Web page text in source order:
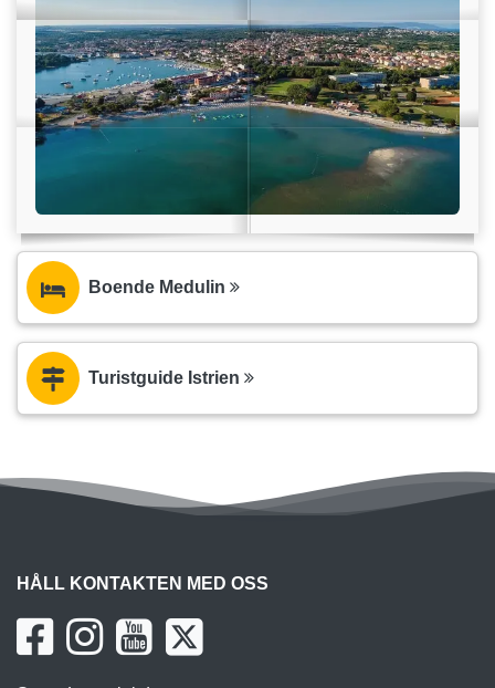
Boende Medulin
Turistguide Istrien
HÅLL KONTAKTEN MED OSS